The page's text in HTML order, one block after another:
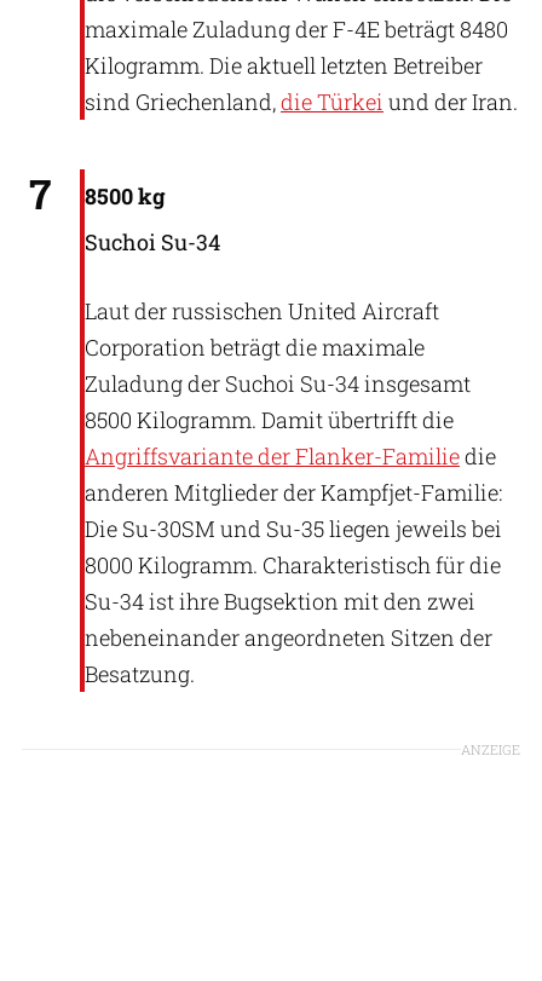
maximale Zuladung der F-4E beträgt 8480
Kilogramm. Die aktuell letzten Betreiber
sind Griechenland,die Türkei und der Iran.
7
8500 kg
Suchoi Su-34
Laut der russischen United Aircraft
Corporation beträgt die maximale
Zuladung der Suchoi Su-34 insgesamt
8500 Kilogramm. Damit übertrifft die
Angriffsvariante der Flanker-Familiedie
anderen Mitglieder der Kampfjet-Familie:
Die Su-30SM und Su-35 liegen jeweils bei
8000 Kilogramm. Charakteristisch für die
Su-34 ist ihre Bugsektion mit den zwei
nebeneinander angeordneten Sitzen der
Besatzung.
ANZEIGE